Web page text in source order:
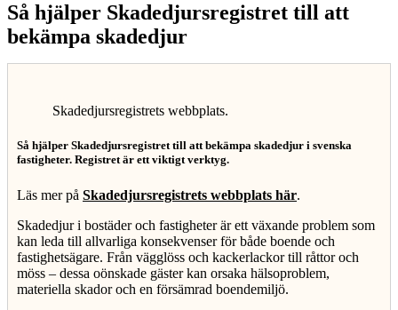
Så hjälper Skadedjursregistret till att
bekämpa skadedjur
Skadedjursregistrets webbplats.
Så hjälper Skadedjursregistret till att bekämpa skadedjur i svenska
fastigheter. Registret är ett viktigt verktyg.
Läs mer på Skadedjursregistrets webbplats här.
Skadedjur i bostäder och fastigheter är ett växande problem som
kan leda till allvarliga konsekvenser för både boende och
fastighetsägare. Från vägglöss och kackerlackor till råttor och
möss – dessa oönskade gäster kan orsaka hälsoproblem,
materiella skador och en försämrad boendemiljö.